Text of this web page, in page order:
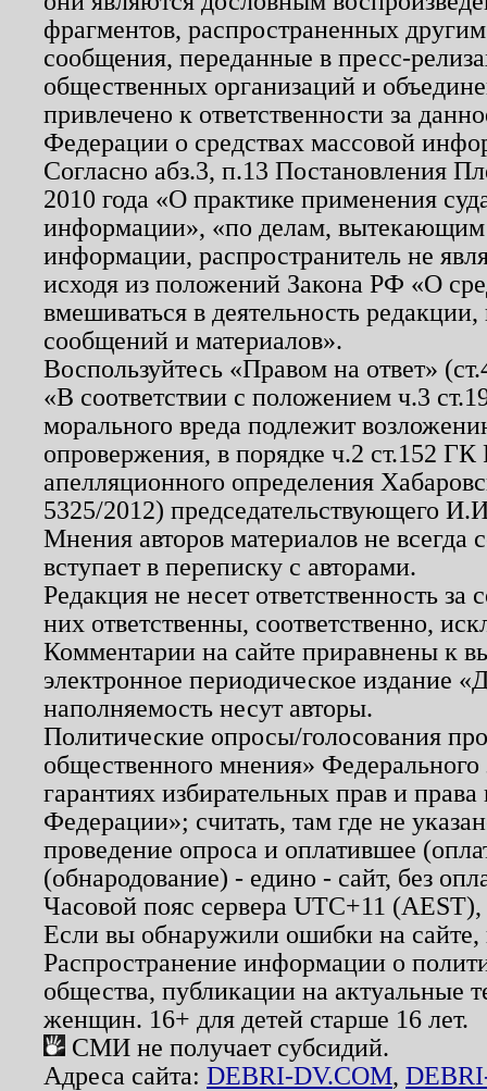
фрагментов, распространенных
сообщения, переданные в пресс-
общественных организаций и
привлечено к ответственности за
Федерации о средствах массовой
Согласно абз.3, п.13 Постановления
2010 года «О практике применения
информации», «по делам, вытекающим
информации, распространитель не
исходя из положений Закона РФ «О
вмешиваться в деятельность
сообщений и материалов».
Воспользуйтесь «Правом на ответ»
«В соответствии с положением ч.3
морального вреда подлежит
опровержения, в порядке ч.2 ст.152
апелляционного определения
5325/2012) председательствующего
Мнения авторов материалов не
вступает в переписку с авторами.
Редакция не несет ответственность
них ответственны, соответственно,
Комментарии на сайте приравнены к
электронное периодическое издание
наполняемость несут авторы.
Политические опросы/голосования
общественного мнения»
гарантиях избирательных прав и
Федерации»; считать, там где не
проведение опроса и оплатившее
(обнародование) - едино - сайт, без
Часовой пояс сервера UTC+11
Если вы обнаружили ошибки на
Распространение информации о
общества, публикации на актуальные
женщин. 16+ для детей старше 16 лет.
СМИ не получает субсидий.
Адреса сайта: DEBRI-DV.COM,